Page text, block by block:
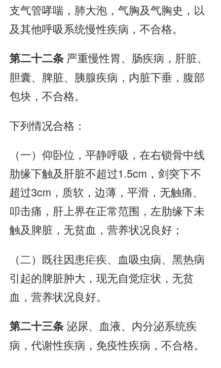
支气管哮喘，肺大泡，气胸及气胸史，以
及其他呼吸系统慢性疾病，不合格。
第二十二条 严重慢性胃、肠疾病，肝脏、
胆囊、脾脏、胰腺疾病，内脏下垂，腹部
包块，不合格。
下列情况合格：
（一）仰卧位，平静呼吸，在右锁骨中线
肋缘下触及肝脏不超过1.5cm，剑突下不
超过3cm，质软，边薄，平滑，无触痛、
叩击痛，肝上界在正常范围，左肋缘下未
触及脾脏，无贫血，营养状况良好；
（二）既往因患疟疾、血吸虫病、黑热病
引起的脾脏肿大，现无自觉症状，无贫
血，营养状况良好。
第二十三条泌尿、血液、内分泌系统疾
病，代谢性疾病，免疫性疾病，不合格。